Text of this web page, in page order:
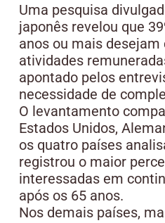
Uma pesquisa
japonês revelou que
anos ou mais
atividades
apontado pelos
necessidade de
O levantamento
Estados Unidos,
os quatro países
registrou o maior
interessadas em
após os 65 anos.
Nos demais países,